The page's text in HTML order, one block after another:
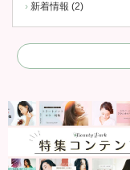
新着情報 (2)